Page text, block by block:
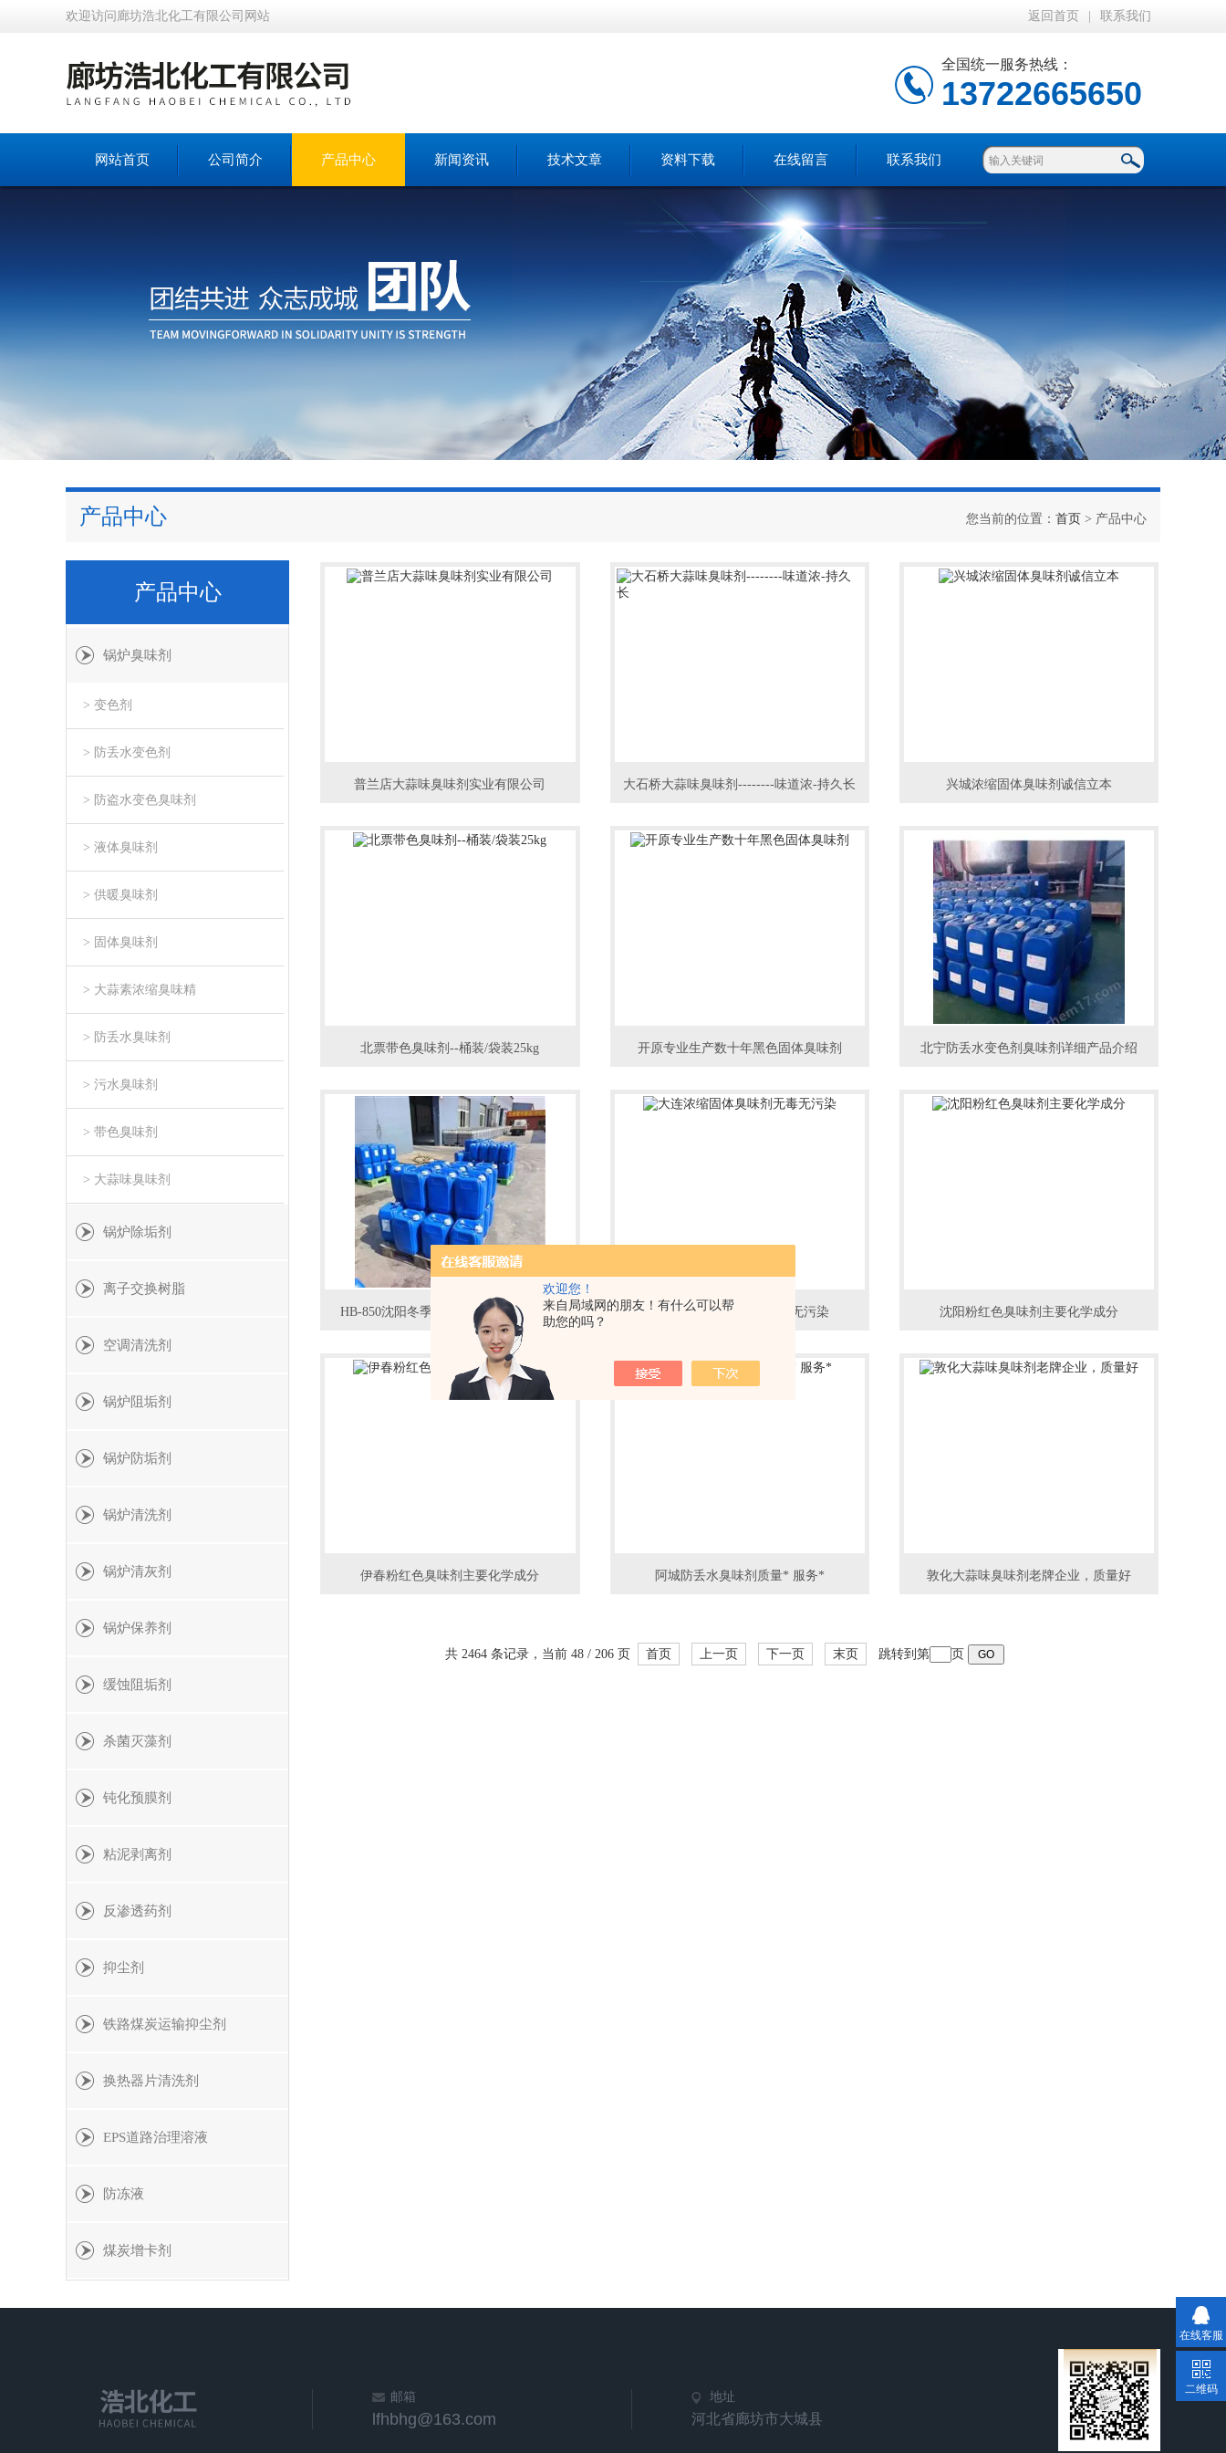
欢迎您！
来自局域网的朋友！有什么可以帮
助您的吗？
欢迎访问廊坊浩北化工有限公司网站 返回首页 联系我们
全国统一服务热线：
13722665650
网站首页 公司简介 产品中心 新闻资讯 技术文章 资料下载 在线留言 联系我们
产品中心 您当前的位置： 首页 > 产品中心
产品中心
锅炉臭味剂
> 变色剂
> 防丢水变色剂
> 防盗水变色臭味剂
> 液体臭味剂
> 供暖臭味剂
> 固体臭味剂
> 大蒜素浓缩臭味精
> 防丢水臭味剂
> 污水臭味剂
> 带色臭味剂
> 大蒜味臭味剂
锅炉除垢剂
离子交换树脂
空调清洗剂
锅炉阻垢剂
锅炉防垢剂
锅炉清洗剂
锅炉清灰剂
锅炉保养剂
缓蚀阻垢剂
杀菌灭藻剂
钝化预膜剂
粘泥剥离剂
反渗透药剂
抑尘剂
铁路煤炭运输抑尘剂
换热器片清洗剂
EPS道路治理溶液
防冻液
煤炭增卡剂
普兰店大蒜味臭味剂实业有限公司 大石桥大蒜味臭味剂--------味道浓-持久长 兴城浓缩固体臭味剂诚信立本
北票带色臭味剂--桶装/袋装25kg 开原专业生产数十年黑色固体臭味剂 北宁防丢水变色剂臭味剂详细产品介绍
HB-850沈阳冬季暖气防盗水染色变色剂 大连浓缩固体臭味剂无毒无污染 沈阳粉红色臭味剂主要化学成分
伊春粉红色臭味剂主要化学成分 阿城防丢水臭味剂质量* 服务* 敦化大蒜味臭味剂老牌企业，质量好
共 2464 条记录，当前 48 / 206 页 首页 上一页 下一页 末页 跳转到第 页
邮箱
lfhbhg@163.com
地址
河北省廊坊市大城县
在线客服
二维码